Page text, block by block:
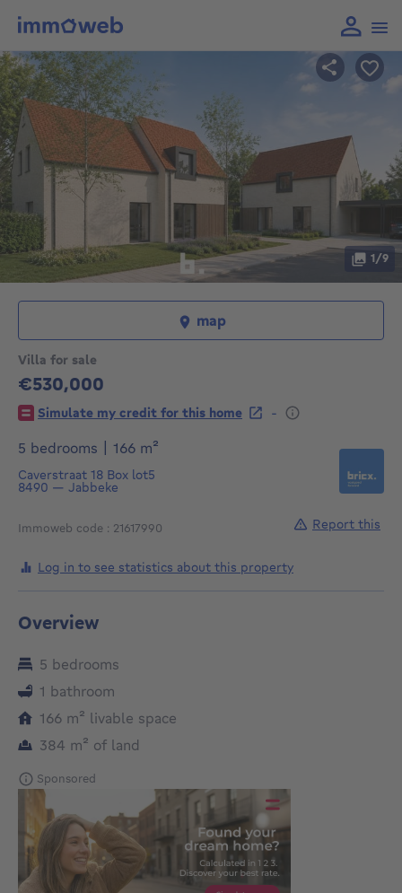
Villa for sale
€530,000
530000€
Simulate my credit for this home
-
5 bedrooms
166 m²
Caverstraat 18 Box lot5
8490 — Jabbeke
Immoweb code : 21617990
1/9
map
Log in to see statistics about this property
Report this
Overview
5 bedrooms
1 bathroom
166 m² square meters
livable space
384 m² square meters
of land
Sponsored